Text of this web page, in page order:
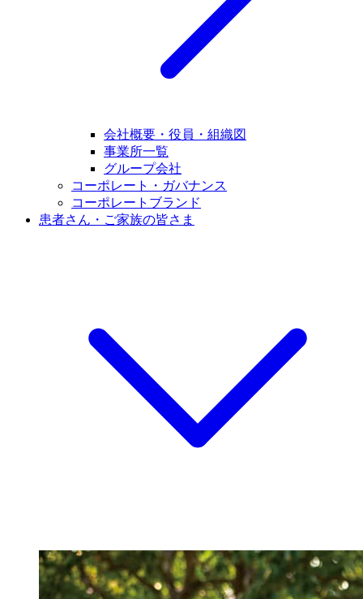
会社概要・役員・組織図
事業所一覧
グループ会社
コーポレート・ガバナンス
コーポレートブランド
患者さん・ご家族の皆さま